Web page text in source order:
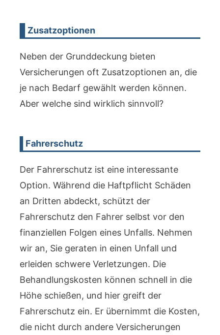
Zusatzoptionen
Neben der Grunddeckung bieten
Versicherungen oft Zusatzoptionen an, die
je nach Bedarf gewählt werden können.
Aber welche sind wirklich sinnvoll?
Fahrerschutz
Der Fahrerschutz ist eine interessante
Option. Während die Haftpflicht Schäden
an Dritten abdeckt, schützt der
Fahrerschutz den Fahrer selbst vor den
finanziellen Folgen eines Unfalls. Nehmen
wir an, Sie geraten in einen Unfall und
erleiden schwere Verletzungen. Die
Behandlungskosten können schnell in die
Höhe schießen, und hier greift der
Fahrerschutz ein. Er übernimmt die Kosten,
die nicht durch andere Versicherungen